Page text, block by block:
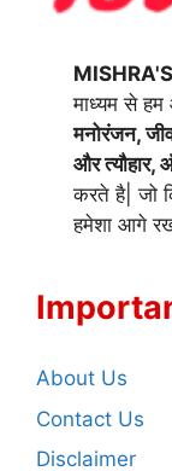
माध्यम से
मनोरंजन,
और त्यौहार,
करते है| जो
हमेशा आगे
About Us
Contact Us
Disclaimer